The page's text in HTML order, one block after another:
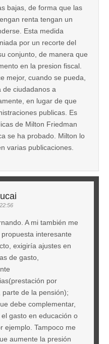
bajas, de forma que las
renta tengan un
Esta medida
por un recorte del
conjunto, de manera que
en la presion fiscal.
mejor, cuando se pueda,
de ciudadanos a
en lugar de que
publicas. Es
de Milton Friedman
se ha probado. Milton lo
varias publicaciones.
A mi también me
interesante
exigiría ajustes en
de gasto,
por
parte de la pensión);
debe complementar,
el gasto en educación o
ejemplo. Tampoco me
aumente la presión